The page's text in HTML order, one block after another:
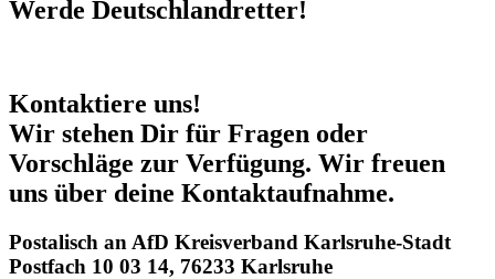
Werde Deutschlandretter!
Kontaktiere uns!
Wir stehen Dir für Fragen oder
Vorschläge zur Verfügung. Wir freuen
uns über deine Kontaktaufnahme.
Postalisch an AfD Kreisverband Karlsruhe-Stadt
Postfach 10 03 14, 76233 Karlsruhe